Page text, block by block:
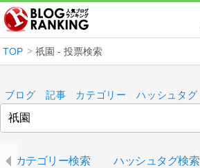
TOP 祇園 - 投票検索
ブログ 記事 カテゴリー ハッシュタグ
カテゴリー検索 ハッシュタグ検索